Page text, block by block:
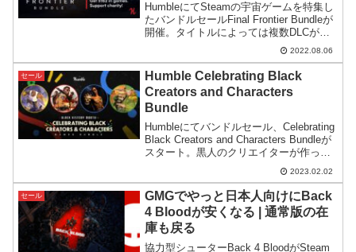
HumbleにてSteamの宇宙ゲームを特集し
たバンドルセールFinal Frontier Bundleが
開催。タイトルによっては複数DLCがセ
ットになったものもあり、コンテンツを
まとめて手に入れやすくなっています。
2022.08.06
セール
Humble Celebrating Black
Creators and Characters
Bundle
Humbleにてバンドルセール、Celebrating
Black Creators and Characters Bundleが
スタート。黒人のクリエイターが作った
ゲームや黒人が主人公のゲームを支援す
2023.02.02
セール
GMGでやっと日本人向けにBack
4 Bloodが安くなる | 通常版の在
庫も戻る
協力型シューターBack 4 BloodがSteam